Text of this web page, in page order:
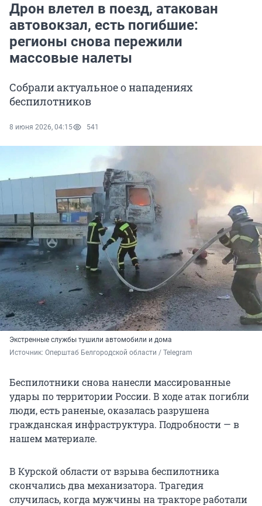
Дрон влетел в поезд, атакован
автовокзал, есть погибшие:
регионы снова пережили
массовые налеты
Собрали актуальное о нападениях
беспилотников
8 июня 2026, 04:15 541
Экстренные службы тушили автомобили и дома
Источник: Оперштаб Белгородской области / Telegram
Беспилотники снова нанесли массированные
удары по территории России. В ходе атак погибли
люди, есть раненые, оказалась разрушена
гражданская инфраструктура. Подробности — в
нашем материале.
В Курской области от взрыва беспилотника
скончались два механизатора. Трагедия
случилась, когда мужчины на тракторе работали